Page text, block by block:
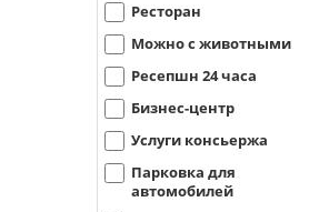
Ресторан
Можно с животными
Ресепшн 24 часа
Бизнес-центр
Услуги консьержа
Парковка для
автомобилей